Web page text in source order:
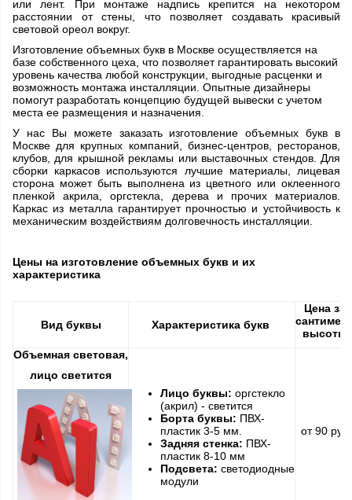
или лент. При монтаже надпись крепится на некотором
расстоянии от стены, что позволяет создавать красивый
световой ореол вокруг.
Изготовление объемных букв в Москве осуществляется на
базе собственного цеха, что позволяет гарантировать высокий
уровень качества любой конструкции, выгодные расценки и
возможность монтажа инсталляции. Опытные дизайнеры
помогут разработать концепцию будущей вывески с учетом
места ее размещения и назначения.
У нас Вы можете заказать изготовление объемных букв в
Москве для крупных компаний, бизнес-центров, ресторанов,
клубов, для крышной рекламы или выставочных стендов. Для
сборки каркасов используются лучшие материалы, лицевая
сторона может быть выполнена из цветного или оклеенного
пленкой акрила, оргстекла, дерева и прочих материалов.
Каркас из металла гарантирует прочностью и устойчивость к
механическим воздействиям долговечность инсталляции.
Цены на изготовление объемных букв и их
характеристика
Вид буквы Характеристика букв
Цена за
высоты
Объемная световая,
лицо светится
Лицо буквы: оргстекло
(акрил) - светится
Борта буквы: ПВХ-
пластик 3-5 мм.
Задняя стенка: ПВХ-
пластик 8-10 мм
Подсвета: светодиодные
модули
от 90 руб